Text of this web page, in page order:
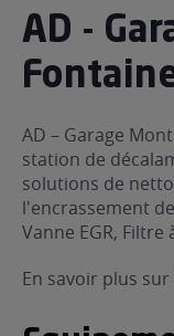
du carburant
garagiste
AD -
AD – Garage
station de
solutions de
l'encrassement
Vanne EGR,
En savoir plus sur